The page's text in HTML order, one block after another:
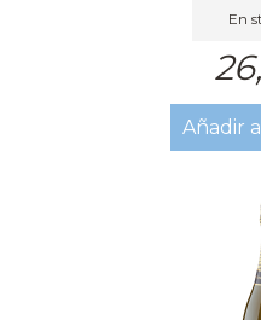
En
Añadir